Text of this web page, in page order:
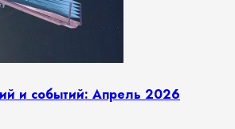
и событий: Апрель 2026